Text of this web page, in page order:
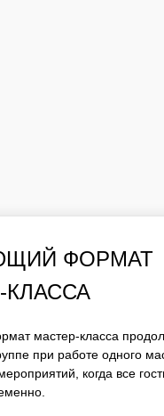
ФОРМАТ
КЛАССА
В ГРУППЕ
МЕРОПРИЯТИЙ, КОГДА
КЛАССЕ
ФОРМАТ
КЛАССА
мастер-класса
при работе одного
когда все